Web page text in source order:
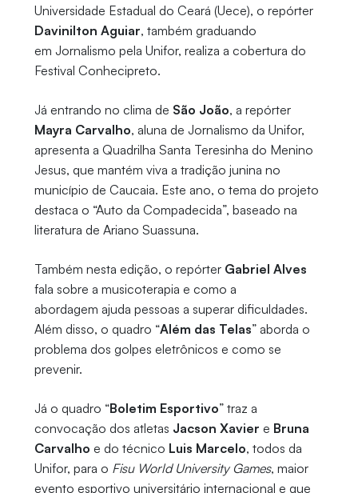
Universidade Estadual do Ceará (Uece), o repórter
Davinilton Aguiar, também graduando
em Jornalismo pela Unifor, realiza a cobertura do
Festival Conhecipreto.
Já entrando no clima de São João, a repórter
Mayra Carvalho, aluna de Jornalismo da Unifor,
apresenta a Quadrilha Santa Teresinha do Menino
Jesus, que mantém viva a tradição junina no
município de Caucaia. Este ano, o tema do projeto
destaca o “Auto da Compadecida”, baseado na
literatura de Ariano Suassuna.
Também nesta edição, o repórter Gabriel Alves
fala sobre a musicoterapia e como a
abordagem ajuda pessoas a superar dificuldades.
Além disso, o quadro “Além das Telas” aborda o
problema dos golpes eletrônicos e como se
prevenir.
Já o quadro “Boletim Esportivo” traz a
convocação dos atletas Jacson Xavier e Bruna
Carvalho e do técnico Luis Marcelo, todos da
Unifor, para o Fisu World University Games, maior
evento esportivo universitário internacional e que